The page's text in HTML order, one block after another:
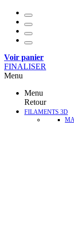
Voir panier
FINALISER
Menu
Menu
Retour
FILAMENTS 3D